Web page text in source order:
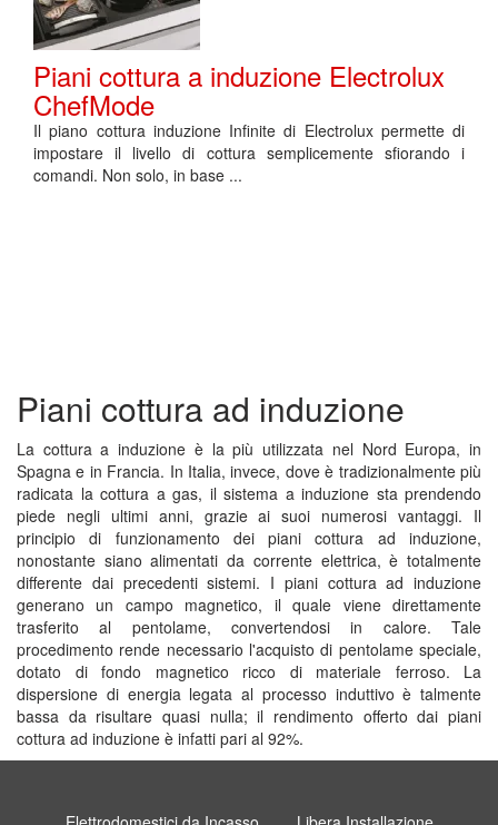
Piani cottura a induzione Electrolux
ChefMode
Il piano cottura induzione Infinite di Electrolux permette di
impostare il livello di cottura semplicemente sfiorando i
comandi. Non solo, in base ...
Piani cottura ad induzione
La cottura a induzione è la più utilizzata nel Nord Europa, in
Spagna e in Francia. In Italia, invece, dove è tradizionalmente più
radicata la cottura a gas, il sistema a induzione sta prendendo
piede negli ultimi anni, grazie ai suoi numerosi vantaggi. Il
principio di funzionamento dei piani cottura ad induzione,
nonostante siano alimentati da corrente elettrica, è totalmente
differente dai precedenti sistemi. I piani cottura ad induzione
generano un campo magnetico, il quale viene direttamente
trasferito al pentolame, convertendosi in calore. Tale
procedimento rende necessario l'acquisto di pentolame speciale,
dotato di fondo magnetico ricco di materiale ferroso. La
dispersione di energia legata al processo induttivo è talmente
bassa da risultare quasi nulla; il rendimento offerto dai piani
cottura ad induzione è infatti pari al 92%.